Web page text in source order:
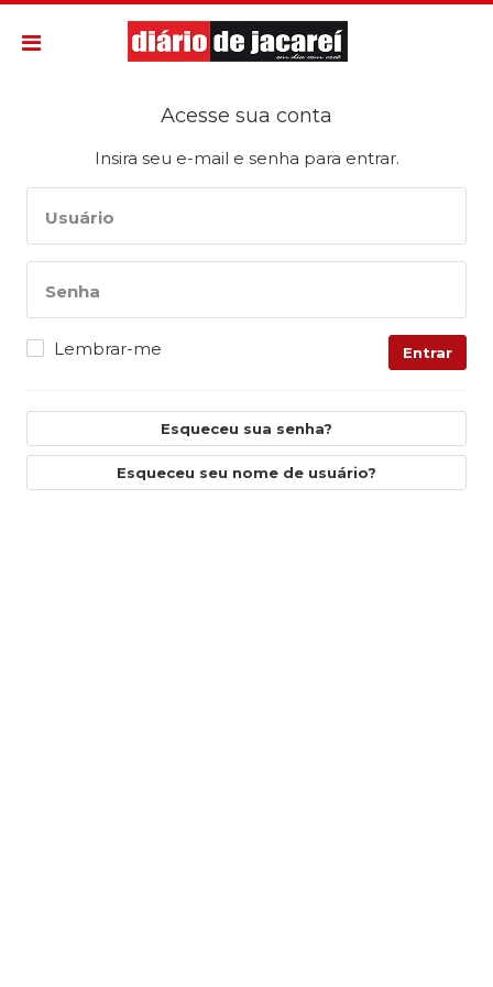
Acesse sua conta
Insira seu e-mail e senha para entrar.
Usuário
Senha
Lembrar-me Entrar
Esqueceu sua senha?
Esqueceu seu nome de usuário?